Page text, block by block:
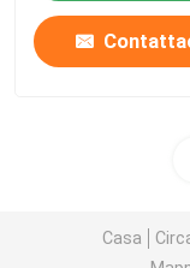
Casa